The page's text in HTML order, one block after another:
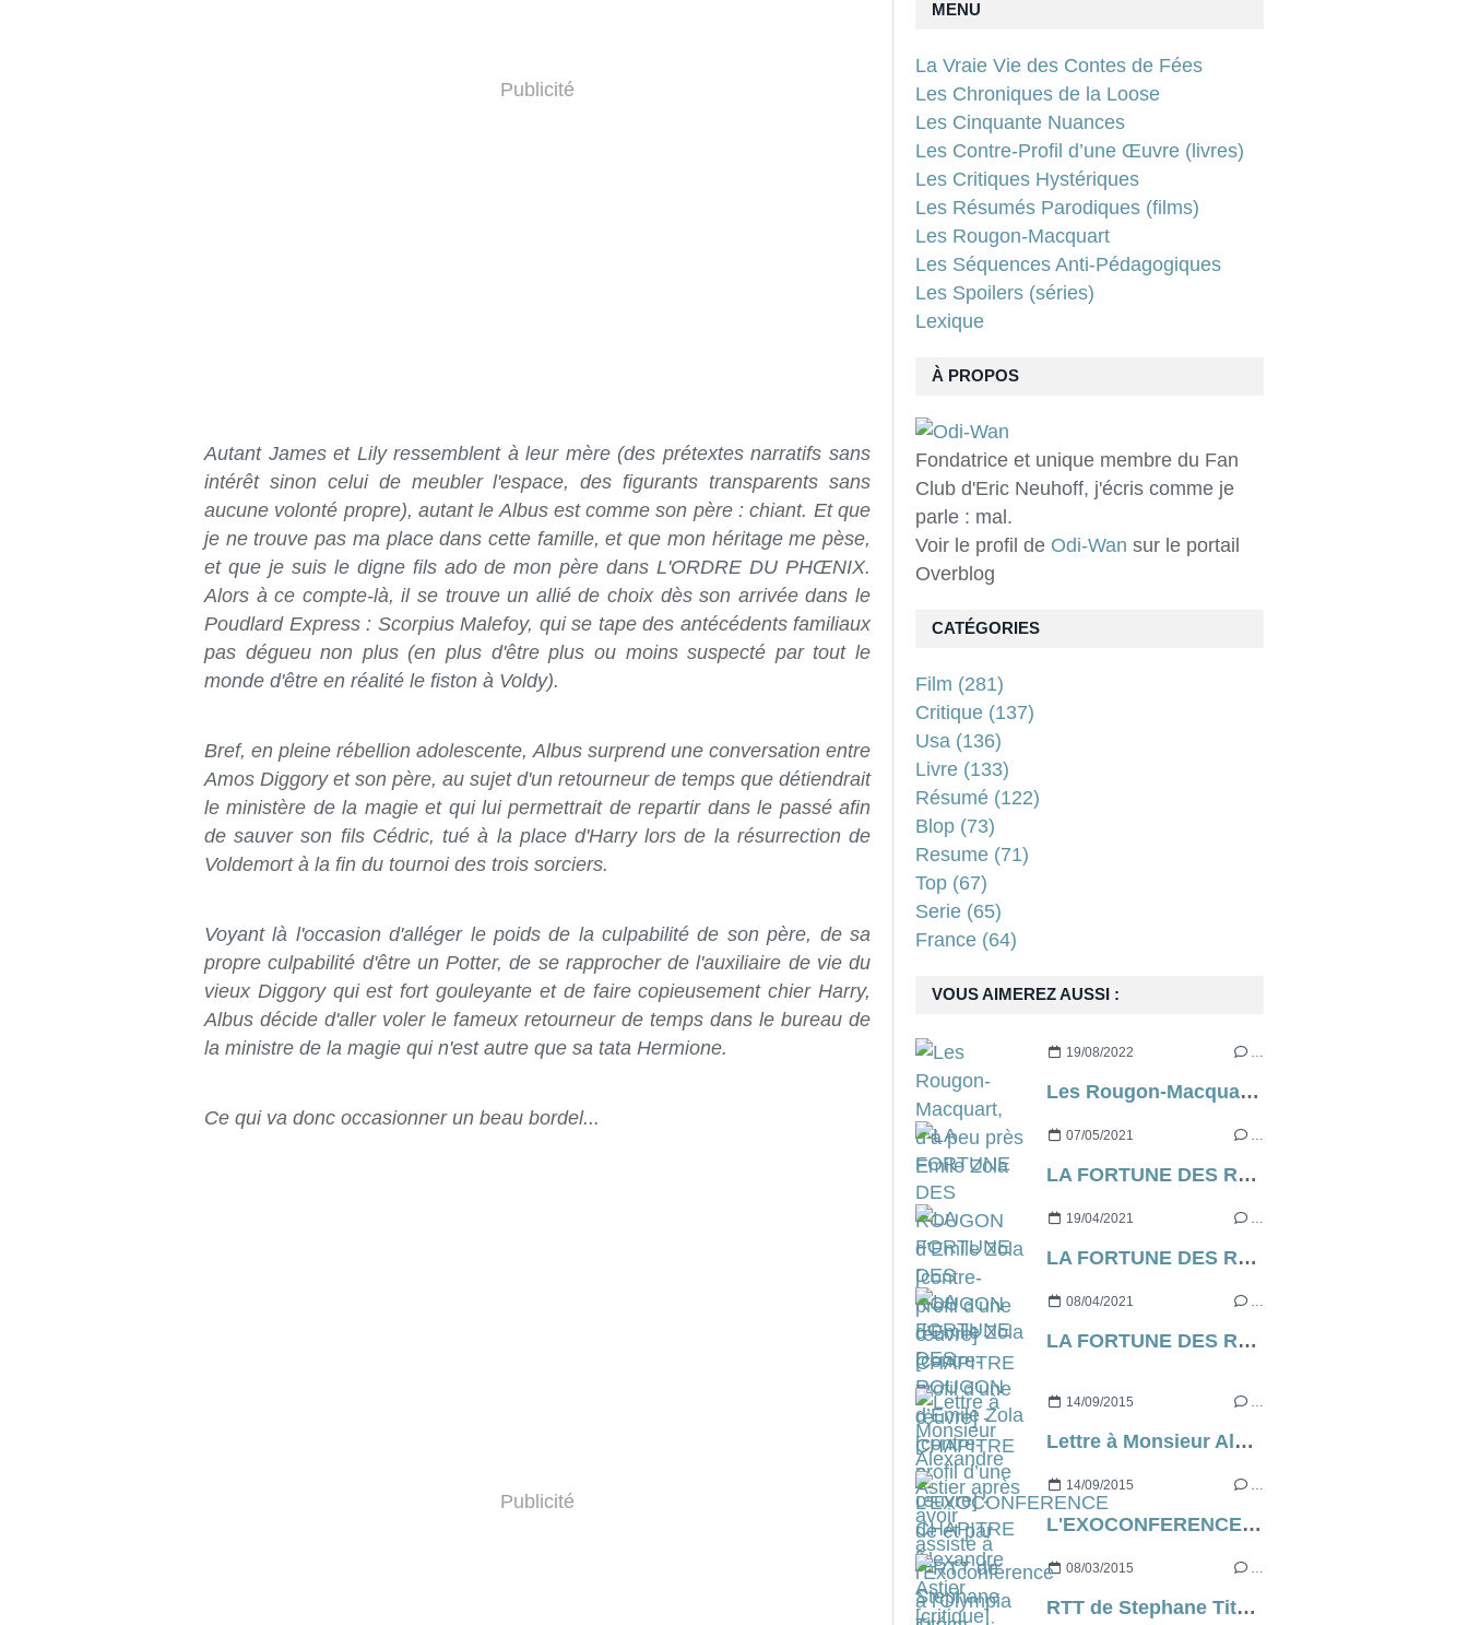
Publicité
Autant James et Lily ressemblent à leur mère (des prétextes narratifs sans
intérêt sinon celui de meubler l'espace, des figurants transparents sans
aucune volonté propre), autant le Albus est comme son père : chiant. Et que
je ne trouve pas ma place dans cette famille, et que mon héritage me pèse,
et que je suis le digne fils ado de mon père dans L'ORDRE DU PHŒNIX.
Alors à ce compte-là, il se trouve un allié de choix dès son arrivée dans le
Poudlard Express : Scorpius Malefoy, qui se tape des antécédents familiaux
pas dégueu non plus (en plus d'être plus ou moins suspecté par tout le
monde d'être en réalité le fiston à Voldy).
Bref, en pleine rébellion adolescente, Albus surprend une conversation entre
Amos Diggory et son père, au sujet d'un retourneur de temps que détiendrait
le ministère de la magie et qui lui permettrait de repartir dans le passé afin
de sauver son fils Cédric, tué à la place d'Harry lors de la résurrection de
Voldemort à la fin du tournoi des trois sorciers.
Voyant là l'occasion d'alléger le poids de la culpabilité de son père, de sa
propre culpabilité d'être un Potter, de se rapprocher de l'auxiliaire de vie du
vieux Diggory qui est fort gouleyante et de faire copieusement chier Harry,
Albus décide d'aller voler le fameux retourneur de temps dans le bureau de
la ministre de la magie qui n'est autre que sa tata Hermione.
Ce qui va donc occasionner un beau bordel...
Publicité
À PROPOS
Fondatrice et unique membre du Fan
Club d'Eric Neuhoff, j'écris comme je
parle : mal.
Voir le profil de Odi-Wan sur le portail
Overblog
VOUS AIMEREZ AUSSI :
19/08/2022 …
Les Rougon-Macquart, d’à peu près Emile Zola
07/05/2021 …
LA FORTUNE DES ROUGON d’Emile Zola [contre-profil d’une œuvre] - CHAPITRE 7
19/04/2021 …
LA FORTUNE DES ROUGON d’Emile Zola [contre-profil d’une œuvre] - CHAPITRE 6
08/04/2021 …
LA FORTUNE DES ROUGON d’Emile Zola [contre-profil d’une œuvre] - CHAPITRE 5
14/09/2015 …
Lettre à Monsieur Alexandre Astier après avoir assisté à l'Exoconférence à l'Olympia [déclaration d'admiration irrationnelle]
14/09/2015 …
L'EXOCONFERENCE de et par Alexandre Astier [critique]
08/03/2015 …
RTT de Stephane Titéca [critique]
MENU
La Vraie Vie des Contes de Fées
Les Chroniques de la Loose
Les Cinquante Nuances
Les Contre-Profil d’une Œuvre (livres)
Les Critiques Hystériques
Les Résumés Parodiques (films)
Les Rougon-Macquart
Les Séquences Anti-Pédagogiques
Les Spoilers (séries)
Lexique
CATÉGORIES
Film (281)
Critique (137)
Usa (136)
Livre (133)
Résumé (122)
Blop (73)
Resume (71)
Top (67)
Serie (65)
France (64)